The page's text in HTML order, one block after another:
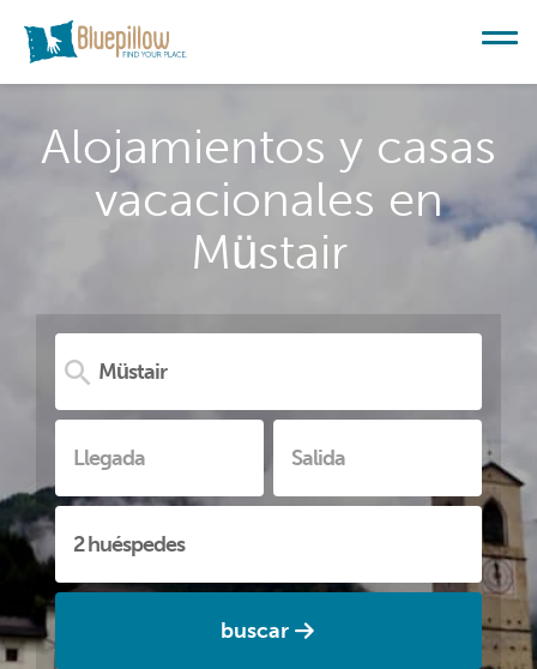
Alojamientos y casas
vacacionales en
Müstair
buscar